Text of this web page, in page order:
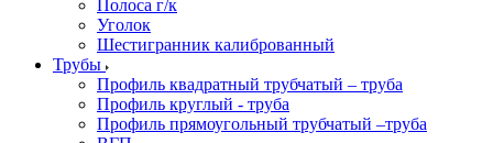
Полоса г/к
Уголок
Шестигранник калиброванный
Трубы
Профиль квадратный трубчатый – труба
Профиль круглый - труба
Профиль прямоугольный трубчатый –труба